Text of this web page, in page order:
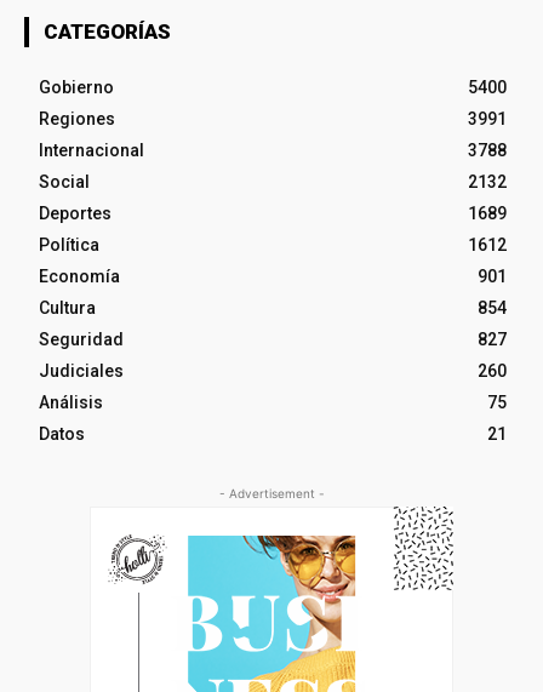
CATEGORÍAS
Gobierno
5400
Regiones
3991
Internacional
3788
Social
2132
Deportes
1689
Política
1612
Economía
901
Cultura
854
Seguridad
827
Judiciales
260
Análisis
75
Datos
21
- Advertisement -